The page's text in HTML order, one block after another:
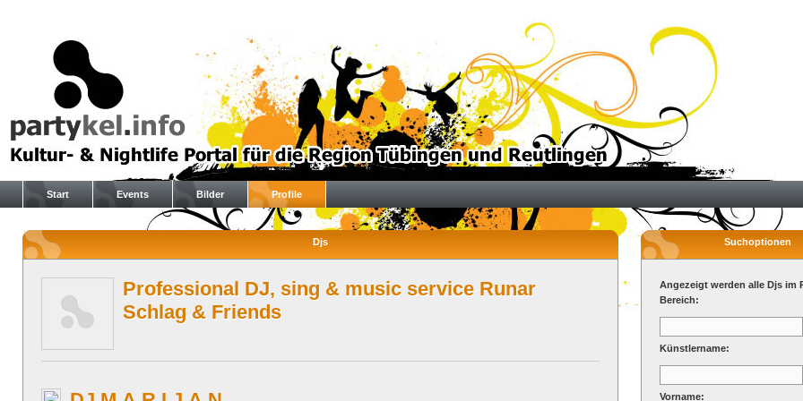
Start Events Bilder Profile
Djs
Professional DJ, sing & music service Runar
Schlag & Friends
Suchoptionen
Angezeigt werden alle Djs im
Bereich:
Künstlername:
Vorname: